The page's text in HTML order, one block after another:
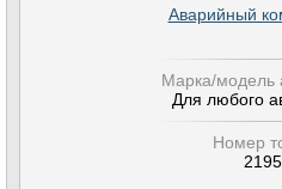
Аварийный
Марка/модель
Для любого
Номер